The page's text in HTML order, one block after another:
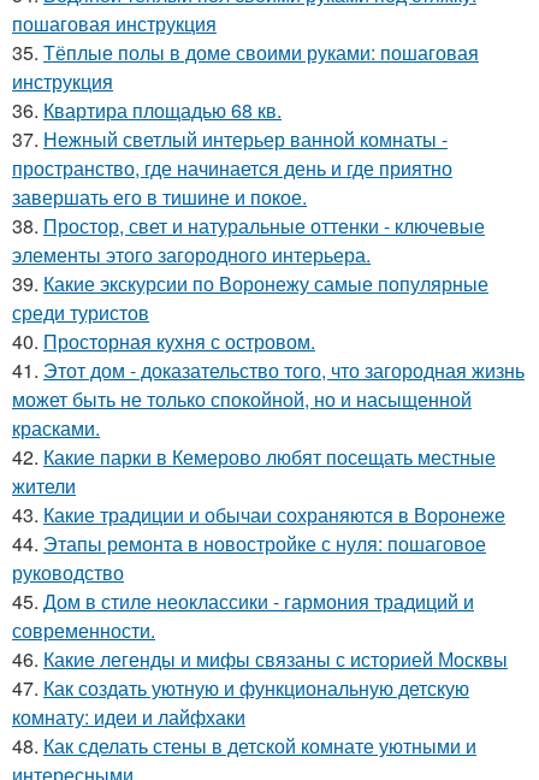
пошаговая инструкция
35. Тёплые полы в доме своими руками: пошаговая
инструкция
36. Квартира площадью 68 кв.
37. Нежный светлый интерьер ванной комнаты -
пространство, где начинается день и где приятно
завершать его в тишине и покое.
38. Простор, свет и натуральные оттенки - ключевые
элементы этого загородного интерьера.
39. Какие экскурсии по Воронежу самые популярные
среди туристов
40. Просторная кухня с островом.
41. Этот дом - доказательство того, что загородная жизнь
может быть не только спокойной, но и насыщенной
красками.
42. Какие парки в Кемерово любят посещать местные
жители
43. Какие традиции и обычаи сохраняются в Воронеже
44. Этапы ремонта в новостройке с нуля: пошаговое
руководство
45. Дом в стиле неоклассики - гармония традиций и
современности.
46. Какие легенды и мифы связаны с историей Москвы
47. Как создать уютную и функциональную детскую
комнату: идеи и лайфхаки
48. Как сделать стены в детской комнате уютными и